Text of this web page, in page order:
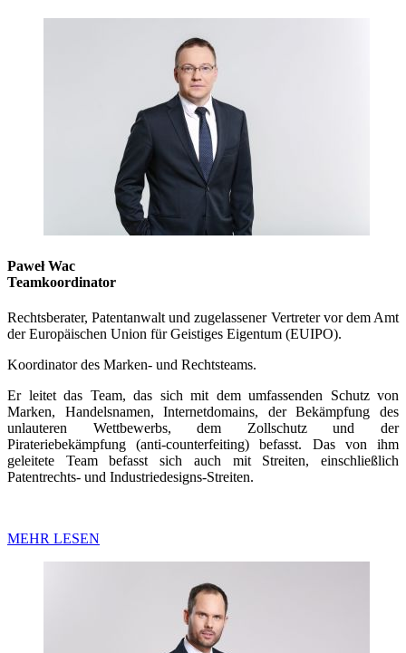
Paweł Wac
Teamkoordinator
Rechtsberater, Patentanwalt und zugelassener Vertreter vor dem Amt
der Europäischen Union für Geistiges Eigentum (EUIPO).
Koordinator des Marken- und Rechtsteams.
Er leitet das Team, das sich mit dem umfassenden Schutz von
Marken, Handelsnamen, Internetdomains, der Bekämpfung des
unlauteren Wettbewerbs, dem Zollschutz und der
Pirateriebekämpfung (anti-counterfeiting) befasst. Das von ihm
geleitete Team befasst sich auch mit Streiten, einschließlich
Patentrechts- und Industriedesigns-Streiten.
MEHR LESEN